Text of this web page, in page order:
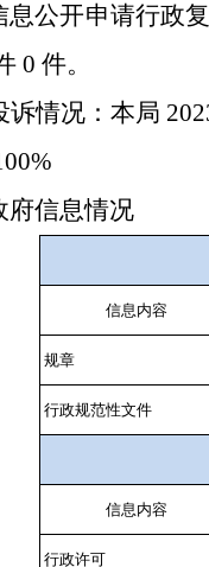
息公开申请行政
0 件。
诉情况：本局
府信息情况
信息内容
规章
行政规范性文件
信息内容
行政许可